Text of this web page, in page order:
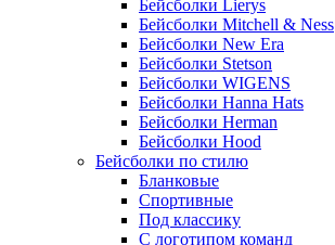
Бейсболки Lierys
Бейсболки Mitchell & Ness
Бейсболки New Era
Бейсболки Stetson
Бейсболки WIGENS
Бейсболки Hanna Hats
Бейсболки Herman
Бейсболки Hood
Бейсболки по стилю
Бланковые
Спортивные
Под классику
С логотипом команд